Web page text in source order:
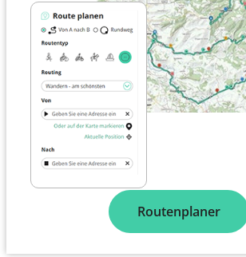
Routenplaner